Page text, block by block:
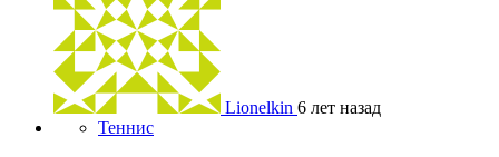
Lionelkin 6 лет назад
Теннис